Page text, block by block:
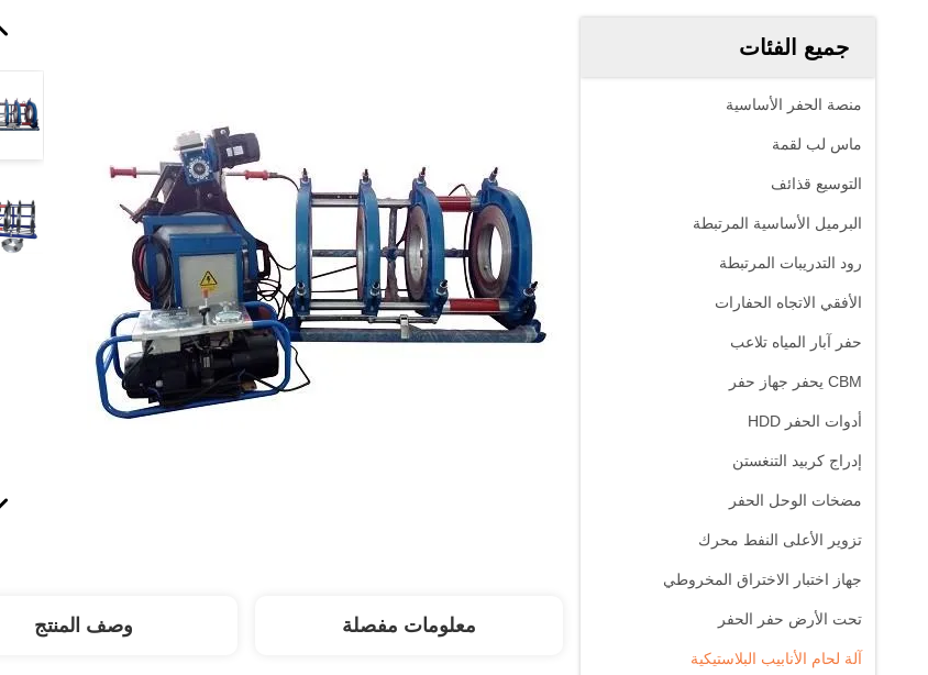
جميع الفئات
منصة الحفر الأساسية
ماس لب لقمة
التوسيع قذائف
البرميل الأساسية المرتبطة
رود التدريبات المرتبطة
الأفقي الاتجاه الحفارات
حفر آبار المياه تلاعب
CBM يحفر جهاز حفر
أدوات الحفر HDD
إدراج كربيد التنغستن
مضخات الوحل الحفر
تزوير الأعلى النفط محرك
جهاز اختبار الاختراق المخروطي
تحت الأرض حفر الحفر
آلة لحام الأنابيب البلاستيكية
معلومات مفصلة وصف المنتج